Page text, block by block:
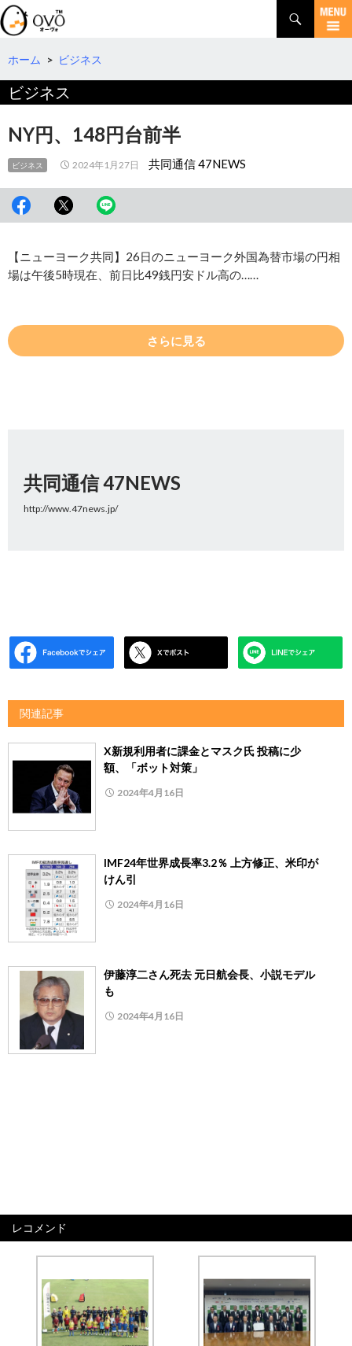
検
索
コ
テ
へ
移
動
ホーム > ビジネス
ビジネス
NY円、148円台前半
ビジネス 2024年1月27日 共同通信 47NEWS
【ニューヨーク共同】26日のニューヨーク外国為替市場の円相
場は午後5時現在、前日比49銭円安ドル高の……
さらに見る
共同通信 47NEWS
http://www.47news.jp/
関連記事
X新規利用者に課金とマスク氏 投稿に少
額、「ボット対策」
2024年4月16日
IMF24年世界成長率3.2％ 上方修正、米印が
けん引
2024年4月16日
伊藤淳二さん死去 元日航会長、小説モデル
も
2024年4月16日
レコメンド